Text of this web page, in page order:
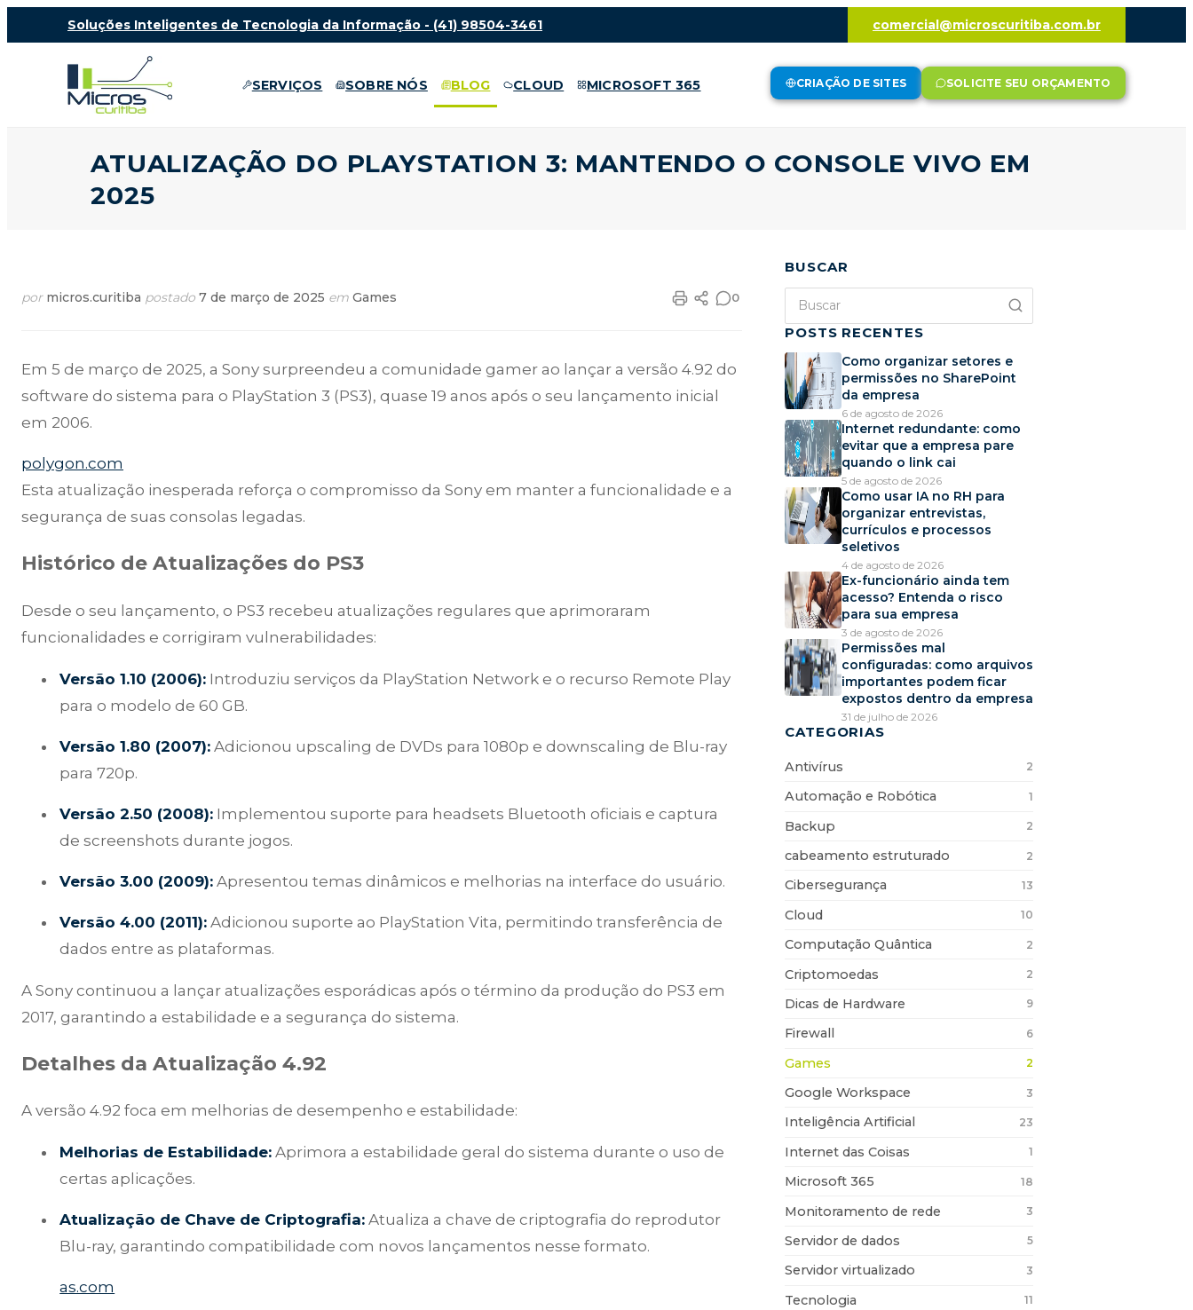
Soluções Inteligentes de Tecnologia da Informação - (41) 98504-3461 comercial@microscuritiba.com.br
SERVIÇOS SOBRE NÓS BLOG CLOUD MICROSOFT 365 CRIAÇÃO DE SITES SOLICITE SEU ORÇAMENTO
ATUALIZAÇÃO DO PLAYSTATION 3: MANTENDO O CONSOLE VIVO EM
2025
por micros.curitiba postado 7 de março de 2025 em Games 0
Em 5 de março de 2025, a Sony surpreendeu a comunidade gamer ao lançar a versão 4.92 do
software do sistema para o PlayStation 3 (PS3), quase 19 anos após o seu lançamento inicial
em 2006.
polygon.com
Esta atualização inesperada reforça o compromisso da Sony em manter a funcionalidade e a
segurança de suas consolas legadas.
Histórico de Atualizações do PS3
Desde o seu lançamento, o PS3 recebeu atualizações regulares que aprimoraram
funcionalidades e corrigiram vulnerabilidades:
Versão 1.10 (2006): Introduziu serviços da PlayStation Network e o recurso Remote Play
para o modelo de 60 GB.
Versão 1.80 (2007): Adicionou upscaling de DVDs para 1080p e downscaling de Blu-ray
para 720p.
Versão 2.50 (2008): Implementou suporte para headsets Bluetooth oficiais e captura
de screenshots durante jogos.
Versão 3.00 (2009): Apresentou temas dinâmicos e melhorias na interface do usuário.
Versão 4.00 (2011): Adicionou suporte ao PlayStation Vita, permitindo transferência de
dados entre as plataformas.
A Sony continuou a lançar atualizações esporádicas após o término da produção do PS3 em
2017, garantindo a estabilidade e a segurança do sistema.
Detalhes da Atualização 4.92
A versão 4.92 foca em melhorias de desempenho e estabilidade:
Melhorias de Estabilidade: Aprimora a estabilidade geral do sistema durante o uso de
certas aplicações.
Atualização de Chave de Criptografia: Atualiza a chave de criptografia do reprodutor
Blu-ray, garantindo compatibilidade com novos lançamentos nesse formato.
as.com
BUSCAR
POSTS RECENTES
Como organizar setores e
permissões no SharePoint
da empresa
6 de agosto de 2026
Internet redundante: como
evitar que a empresa pare
quando o link cai
5 de agosto de 2026
Como usar IA no RH para
organizar entrevistas,
currículos e processos
seletivos
4 de agosto de 2026
Ex-funcionário ainda tem
acesso? Entenda o risco
para sua empresa
3 de agosto de 2026
Permissões mal
configuradas: como arquivos
importantes podem ficar
expostos dentro da empresa
31 de julho de 2026
CATEGORIAS
Antivírus 2
Automação e Robótica 1
Backup 2
cabeamento estruturado 2
Cibersegurança 13
Cloud 10
Computação Quântica 2
Criptomoedas 2
Dicas de Hardware 9
Firewall 6
Games 2
Google Workspace 3
Inteligência Artificial 23
Internet das Coisas 1
Microsoft 365 18
Monitoramento de rede 3
Servidor de dados 5
Servidor virtualizado 3
Tecnologia 11